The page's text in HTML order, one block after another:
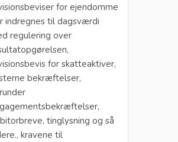
for ejendomme
indregnes til dagsværdi
regulering over
for skatteaktiver,
bekræftelser,
tinglysning og så
kravene til